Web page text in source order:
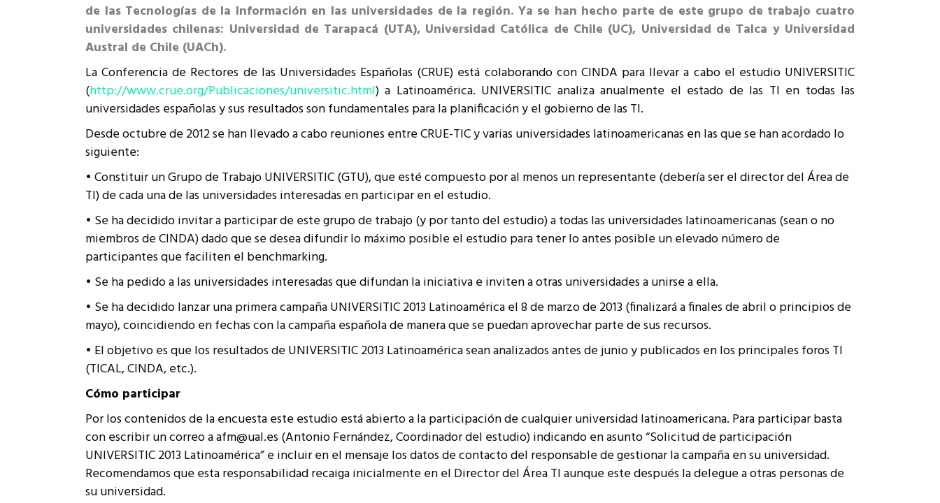
Cumplimiento Legal
Representantes Técnicos
de las Tecnologías de la Información en las universidades de la región. Ya se han hecho parte de este grupo de trabajo cuatro
universidades chilenas: Universidad de Tarapacá (UTA), Universidad Católica de Chile (UC), Universidad de Talca y Universidad
Austral de Chile (UACh).
La Conferencia de Rectores de las Universidades Españolas (CRUE) está colaborando con CINDA para llevar a cabo el estudio UNIVERSITIC
(http://www.crue.org/Publicaciones/universitic.html) a Latinoamérica. UNIVERSITIC analiza anualmente el estado de las TI en todas las
universidades españolas y sus resultados son fundamentales para la planificación y el gobierno de las TI.
Desde octubre de 2012 se han llevado a cabo reuniones entre CRUE-TIC y varias universidades latinoamericanas en las que se han acordado lo
siguiente:
• Constituir un Grupo de Trabajo UNIVERSITIC (GTU), que esté compuesto por al menos un representante (debería ser el director del Área de
TI) de cada una de las universidades interesadas en participar en el estudio.
• Se ha decidido invitar a participar de este grupo de trabajo (y por tanto del estudio) a todas las universidades latinoamericanas (sean o no
miembros de CINDA) dado que se desea difundir lo máximo posible el estudio para tener lo antes posible un elevado número de
participantes que faciliten el benchmarking.
• Se ha pedido a las universidades interesadas que difundan la iniciativa e inviten a otras universidades a unirse a ella.
• Se ha decidido lanzar una primera campaña UNIVERSITIC 2013 Latinoamérica el 8 de marzo de 2013 (finalizará a finales de abril o principios de
mayo), coincidiendo en fechas con la campaña española de manera que se puedan aprovechar parte de sus recursos.
• El objetivo es que los resultados de UNIVERSITIC 2013 Latinoamérica sean analizados antes de junio y publicados en los principales foros TI
(TICAL, CINDA, etc.).
Cómo participar
Por los contenidos de la encuesta este estudio está abierto a la participación de cualquier universidad latinoamericana. Para participar basta
con escribir un correo a afm@ual.es (Antonio Fernández, Coordinador del estudio) indicando en asunto “Solicitud de participación
UNIVERSITIC 2013 Latinoamérica” e incluir en el mensaje los datos de contacto del responsable de gestionar la campaña en su universidad.
Recomendamos que esta responsabilidad recaiga inicialmente en el Director del Área TI aunque este después la delegue a otras personas de
su universidad.